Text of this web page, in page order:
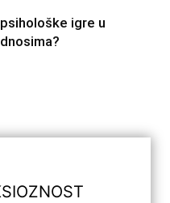
igre u